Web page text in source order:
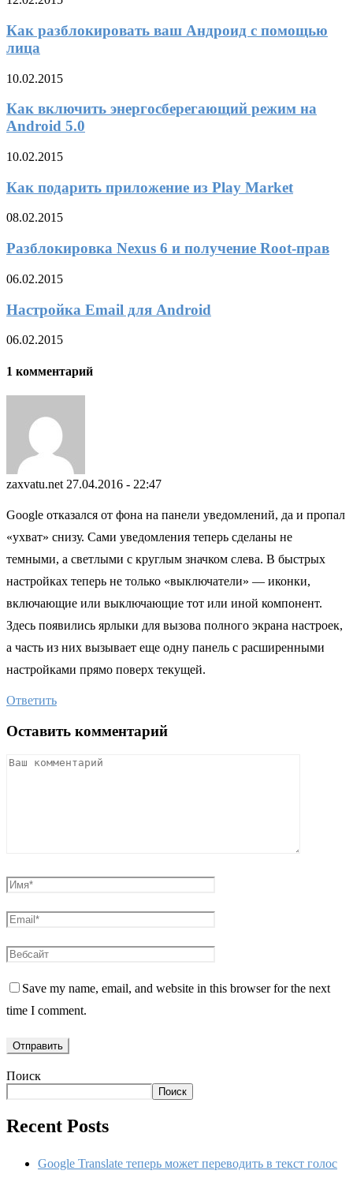
Как разблокировать ваш Андроид с помощью
лица
10.02.2015
Как включить энергосберегающий режим на
Android 5.0
10.02.2015
Как подарить приложение из Play Market
08.02.2015
Разблокировка Nexus 6 и получение Root-прав
06.02.2015
Настройка Email для Android
06.02.2015
1 комментарий
zaxvatu.net 27.04.2016 - 22:47
Google отказался от фона на панели уведомлений, да и пропал
«ухват» снизу. Сами уведомления теперь сделаны не
темными, а светлыми с круглым значком слева. В быстрых
настройках теперь не только «выключатели» — иконки,
включающие или выключающие тот или иной компонент.
Здесь появились ярлыки для вызова полного экрана настроек,
а часть из них вызывает еще одну панель с расширенными
настройками прямо поверх текущей.
Ответить
Оставить комментарий
Save my name, email, and website in this browser for the next
time I comment.
Поиск
Поиск
Recent Posts
Google Translate теперь может переводить в текст голос